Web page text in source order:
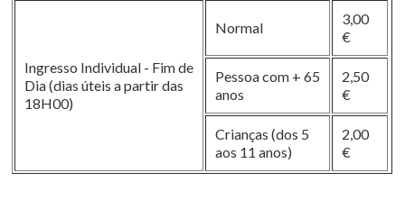
Ingresso Individual - Fim de
Dia (dias úteis a partir das
18H00)
Normal
3,00
€
Pessoa com + 65
anos
2,50
€
Crianças (dos 5
aos 11 anos)
2,00
€